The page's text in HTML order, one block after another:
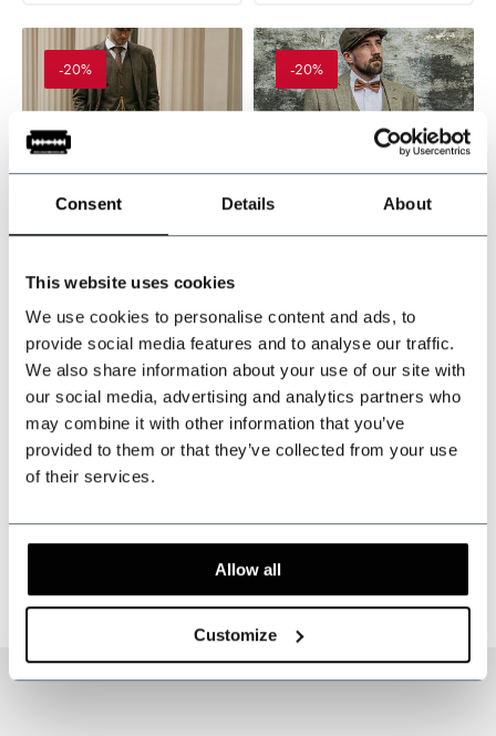
Consent Details About
This website uses cookies
We use cookies to personalise content and ads, to
provide social media features and to analyse our traffic.
We also share information about your use of our site with
our social media, advertising and analytics partners who
may combine it with other information that you’ve
provided to them or that they’ve collected from your use
of their services.
Allow all
Customize
-20%
Made-to-measure
Tweed Anzug
Country Grün
Fischgrät
Auf Lager
Tailored for a perfect fit
€674,95
Inkl. MwSt.
-20%
Ready-to-wear
Gaston Green -
Konfektionsanzug
Auf Lager
Classic 3-piece design
€339,95
Inkl. MwSt.
Seite 1 von 10